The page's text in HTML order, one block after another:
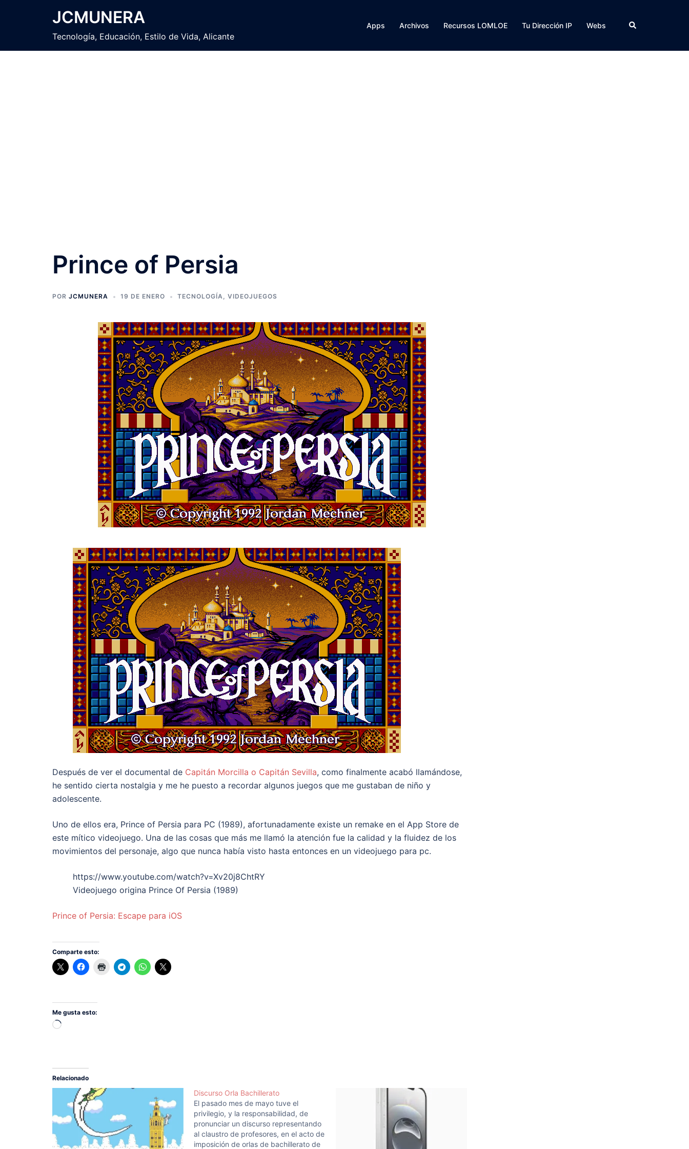
JCMUNERA
Tecnología, Educación, Estilo de Vida, Alicante
Apps Archivos Recursos LOMLOE Tu Dirección IP Webs Buscar
Prince of Persia
POR JCMUNERA 19 DE ENERO TECNOLOGÍA, VIDEOJUEGOS
Después de ver el documental de Capitán Morcilla o Capitán Sevilla, como finalmente acabó llamándose,
he sentido cierta nostalgia y me he puesto a recordar algunos juegos que me gustaban de niño y
adolescente.
Uno de ellos era, Prince of Persia para PC (1989), afortunadamente existe un remake en el App Store de
este mítico videojuego. Una de las cosas que más me llamó la atención fue la calidad y la fluidez de los
movimientos del personaje, algo que nunca había visto hasta entonces en un videojuego para pc.
https://www.youtube.com/watch?v=Xv20j8ChtRY
Videojuego origina Prince Of Persia (1989)
Prince of Persia: Escape para iOS
Comparte esto:
Me gusta esto:
Cargando...
Relacionado
Discurso Orla Bachillerato
El pasado mes de mayo tuve el
privilegio, y la responsabilidad, de
pronunciar un discurso representando
al claustro de profesores, en el acto de
imposición de orlas de bachillerato de